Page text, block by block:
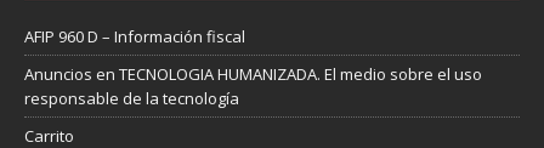
AFIP 960 D – Información fiscal
Anuncios en TECNOLOGIA HUMANIZADA. El medio sobre el uso
responsable de la tecnología
Carrito